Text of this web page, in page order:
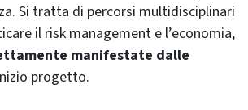
Si tratta di percorsi multidisciplinari
il risk management e l’economia,
manifestate dalle
progetto.